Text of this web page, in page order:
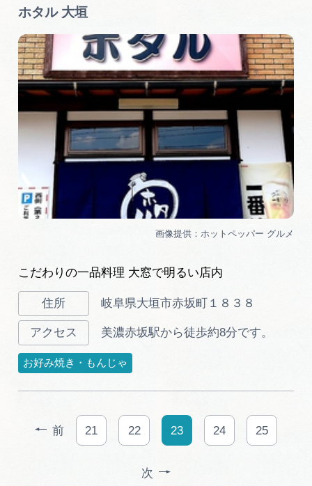
ホタル 大垣
こだわりの一品料理 大窓で明るい店内
岐阜県大垣市赤坂町１８３８
美濃赤坂駅から徒歩約8分です。
お好み焼き・もんじゃ
前 21 22 23 24 25
次